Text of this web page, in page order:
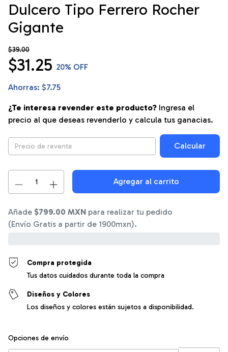
Dulcero Tipo Ferrero Rocher
Gigante
$39.00
$31.25 20% OFF
Ahorras: $7.75
¿Te interesa revender este producto? Ingresa el
precio al que deseas revenderlo y calcula tus ganacias.
Calcular
Añade $799.00 MXN para realizar tu pedido
(Envío Gratis a partir de 1900mxn).
Compra protegida
Tus datos cuidados durante toda la compra
Diseños y Colores
Los diseños y colores están sujetos a disponibilidad.
Entregas para el CP:
Opciones de envío